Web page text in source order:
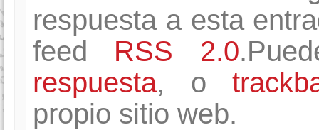
respuesta a esta
feed RSS 2.0
respuesta, o
propio sitio web.